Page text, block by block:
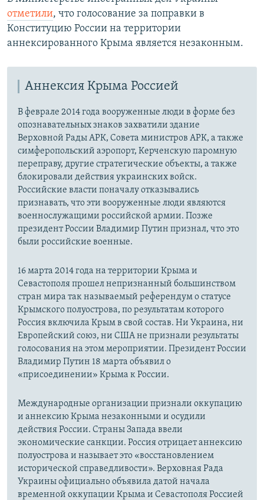
отметили, что голосование за поправки в
Конституцию России на территории
аннексированного Крыма является незаконным.
Аннексия Крыма Россией
В феврале 2014 года вооруженные люди в форме без
опознавательных знаков захватили здание
Верховной Рады АРК, Совета министров АРК, а также
симферопольский аэропорт, Керченскую паромную
переправу, другие стратегические объекты, а также
блокировали действия украинских войск.
Российские власти поначалу отказывались
признавать, что эти вооруженные люди являются
военнослужащими российской армии. Позже
президент России Владимир Путин признал, что это
были российские военные.
16 марта 2014 года на территории Крыма и
Севастополя прошел непризнанный большинством
стран мира так называемый референдум о статусе
Крымского полуострова, по результатам которого
Россия включила Крым в свой состав. Ни Украина, ни
Европейский союз, ни США не признали результаты
голосования на этом мероприятии. Президент России
Владимир Путин 18 марта объявил о
«присоединении» Крыма к России.
Международные организации признали оккупацию
и аннексию Крыма незаконными и осудили
действия России. Страны Запада ввели
экономические санкции. Россия отрицает аннексию
полуострова и называет это «восстановлением
исторической справедливости». Верховная Рада
Украины официально объявила датой начала
временной оккупации Крыма и Севастополя Россией